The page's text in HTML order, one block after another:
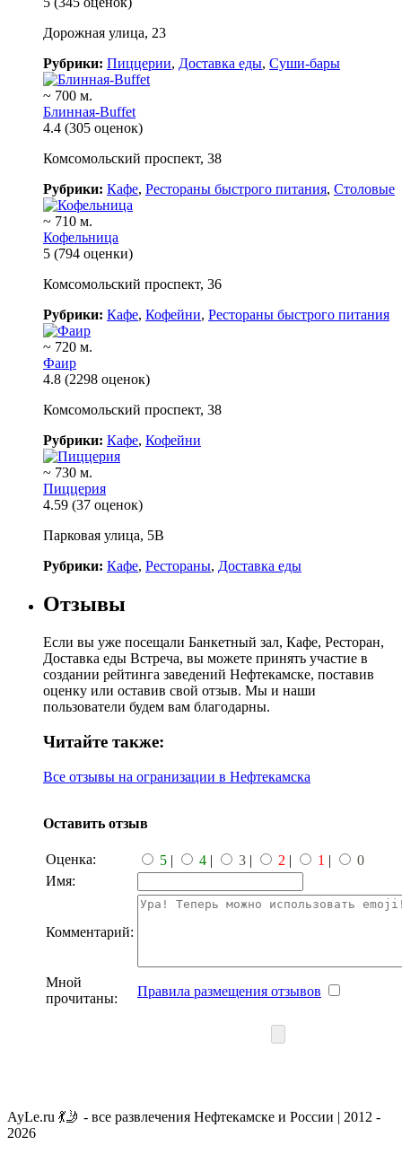
Дорожная улица, 23
Рубрики: Пиццерии, Доставка еды, Суши-бары
~ 700 м.
Блинная-Buffet
4.4 (305 оценок)
Комсомольский проспект, 38
Рубрики: Кафе, Рестораны быстрого питания, Столовые
~ 710 м.
Кофельница
5 (794 оценки)
Комсомольский проспект, 36
Рубрики: Кафе, Кофейни, Рестораны быстрого питания
~ 720 м.
Фаир
4.8 (2298 оценок)
Комсомольский проспект, 38
Рубрики: Кафе, Кофейни
~ 730 м.
Пиццерия
4.59 (37 оценок)
Парковая улица, 5В
Рубрики: Кафе, Рестораны, Доставка еды
Отзывы
Если вы уже посещали Банкетный зал, Кафе, Ресторан,
Доставка еды Встреча, вы можете принять участие в
создании рейтинга заведений Нефтекамске, поставив
оценку или оставив свой отзыв. Мы и наши
пользователи будем вам благодарны.
Читайте также:
Все отзывы на огранизации в Нефтекамска
Оставить отзыв
Оценка: 5 | 4 | 3 | 2 | 1 |
0
Имя:
Комментарий:
Мной
прочитаны:
Правила размещения отзывов
AyLe.ru 💃🤳 - все развлечения Нефтекамске и России | 2012 -
2026